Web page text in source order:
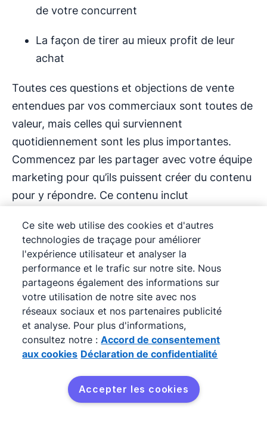
de votre concurrent
La façon de tirer au mieux profit de leur
achat
Toutes ces questions et objections de vente
entendues par vos commerciaux sont toutes de
valeur, mais celles qui surviennent
quotidiennement sont les plus importantes.
Commencez par les partager avec votre équipe
marketing pour qu’ils puissent créer du contenu
pour y répondre. Ce contenu inclut
Des articles de blog et des vidéos
éducationnelles
Une page Foire Aux Questions (FAQ)
Des pages qui parlent de fonctionnalités
spécifiques du produit
Une page de comparaison des concurrents
Essayer gratuitement
Ce site web utilise des cookies et d'autres
technologies de traçage pour améliorer
l'expérience utilisateur et analyser la
performance et le trafic sur notre site. Nous
partageons également des informations sur
votre utilisation de notre site avec nos
réseaux sociaux et nos partenaires publicité
et analyse. Pour plus d'informations,
consultez notre : Accord de consentement
aux cookies Déclaration de confidentialité
Accepter les cookies